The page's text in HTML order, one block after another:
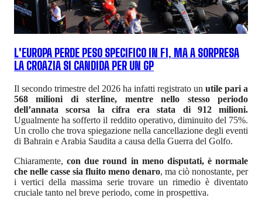
L'EUROPA PERDE PESO SPECIFICO IN F1, MA A SORPRESA
LA CROAZIA SI CANDIDA PER UN GP
Il secondo trimestre del 2026 ha infatti registrato un utile pari a
568 milioni di sterline, mentre nello stesso periodo
dell’annata scorsa la cifra era stata di 912 milioni.
Ugualmente ha sofferto il reddito operativo, diminuito del 75%.
Un crollo che trova spiegazione nella cancellazione degli eventi
di Bahrain e Arabia Saudita a causa della Guerra del Golfo.
Chiaramente, con due round in meno disputati, è normale
che nelle casse sia fluito meno denaro, ma ciò nonostante, per
i vertici della massima serie trovare un rimedio è diventato
cruciale tanto nel breve periodo, come in prospettiva.